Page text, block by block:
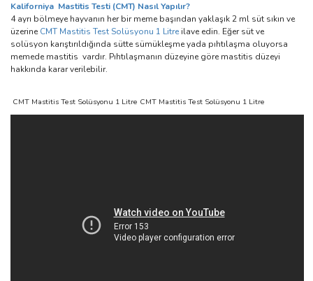
Kaliforniya Mastitis Testi (CMT) Nasıl Yapılır?
4 ayrı bölmeye hayvanın her bir meme başından yaklaşık 2 ml süt sıkın ve
üzerine CMT Mastitis Test Solüsyonu 1 Litre ilave edin. Eğer süt ve
solüsyon karıştırıldığında sütte sümükleşme yada pıhtılaşma oluyorsa
memede mastitis vardır. Pıhtılaşmanın düzeyine göre mastitis düzeyi
hakkında karar verilebilir.
CMT Mastitis Test Solüsyonu 1 Litre CMT Mastitis Test Solüsyonu 1 Litre